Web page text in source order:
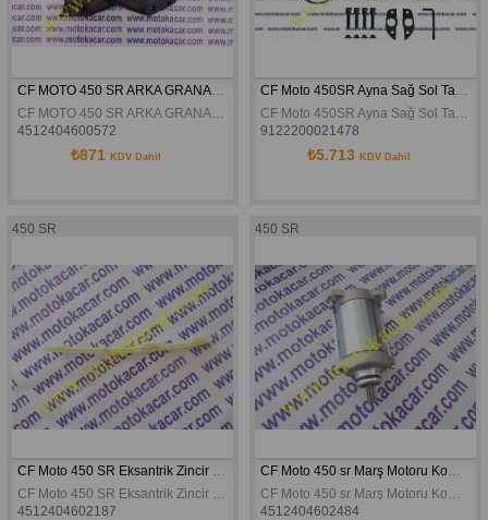
CF MOTO 450 SR ARKA GRANAJ ÜST KAPAK ORJİNAL
CF MOTO 450 SR ARKA GRANAJ ÜST KAPAK ORJİNAL
4512404600572
₺871 KDV Dahil
CF Moto 450SR Ayna Sağ Sol Takım
CF Moto 450SR Ayna Sağ Sol Takım
9122200021478
₺5.713 KDV Dahil
450 SR
CF Moto 450 SR Eksantrik Zincir Gegisi Alt Orijinal
CF Moto 450 SR Eksantrik Zincir Gegisi Alt Orijinal
4512404602187
450 SR
CF Moto 450 sr Marş Motoru Komple Orijinal
CF Moto 450 sr Marş Motoru Komple Orijinal
4512404602484